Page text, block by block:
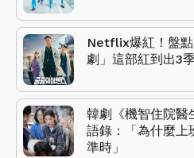
Netflix爆紅！盤
劇」這部紅到出3季
韓劇《機智住院醫
語錄：「為什麼上
準時」